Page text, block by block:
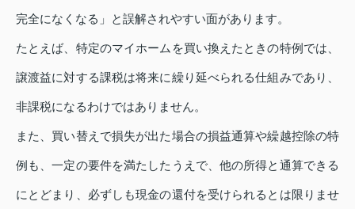
完全になくなる」と誤解されやすい面があります。
たとえば、特定のマイホームを買い換えたときの特例では、
譲渡益に対する課税は将来に繰り延べられる仕組みであり、
非課税になるわけではありません。
また、買い替えで損失が出た場合の損益通算や繰越控除の特
例も、一定の要件を満たしたうえで、他の所得と通算できる
にとどまり、必ずしも現金の還付を受けられるとは限りませ